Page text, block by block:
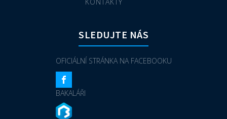
SLEDUJTE NÁS
OFICIÁLNÍ STRÁNKA NA FACEBOOKU
BAKALÁŘI